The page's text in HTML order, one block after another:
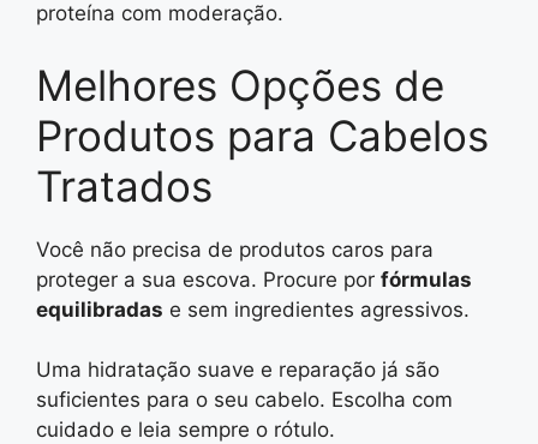
proteína com moderação.
Melhores Opções de
Produtos para Cabelos
Tratados
Você não precisa de produtos caros para
proteger a sua escova. Procure por fórmulas
equilibradas e sem ingredientes agressivos.
Uma hidratação suave e reparação já são
suficientes para o seu cabelo. Escolha com
cuidado e leia sempre o rótulo.